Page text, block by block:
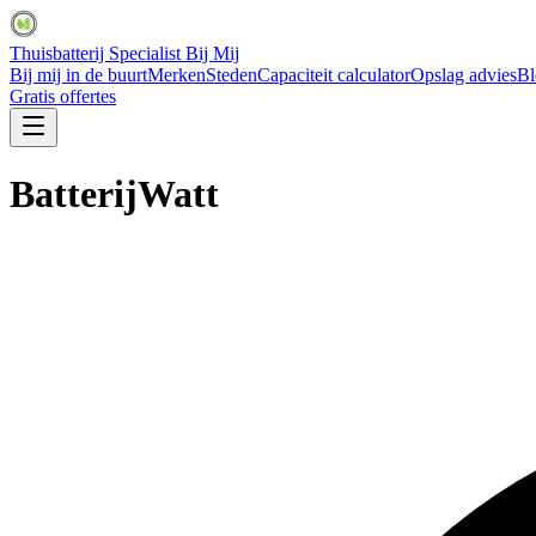
Thuisbatterij Specialist Bij Mij
Bij mij in de buurtMerkenStedenCapaciteit calculatorOpslag advies
Gratis offertes
BatterijWatt